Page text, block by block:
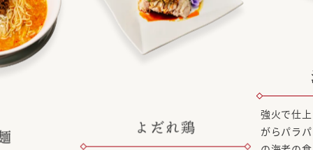
のスープ
強火で仕上